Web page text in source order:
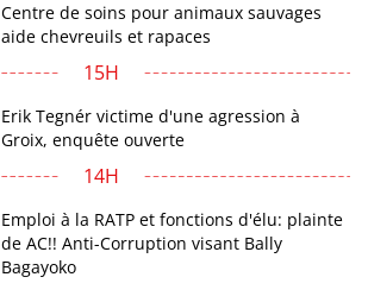
Centre de soins pour animaux sauvages
aide chevreuils et rapaces
15H
Erik Tegnér victime d'une agression à
Groix, enquête ouverte
14H
Emploi à la RATP et fonctions d'élu: plainte
de AC!! Anti-Corruption visant Bally
Bagayoko